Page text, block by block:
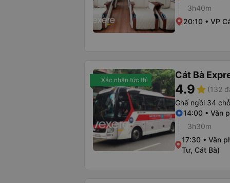
3h40m
20:10 • VP
Xác nhận tức thì Cát Bà
4.9star (132
Ghế ngồi 34 chỗ
14:00 • Văn
3h30m
17:30 • Văn
Tư, Cát Bà)